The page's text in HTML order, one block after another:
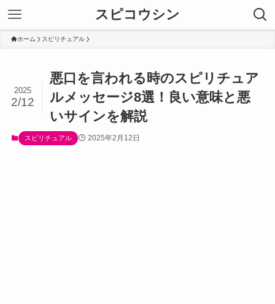
スピコウシン
ホーム スピリチュアル
悪口を言われる時のスピリチュア
ルメッセージ8選！良い意味と悪
いサインを解説
2025
2/12
スピリチュアル 2025年2月12日